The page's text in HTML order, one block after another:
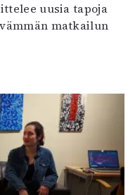
uusia tapoja
matkailun